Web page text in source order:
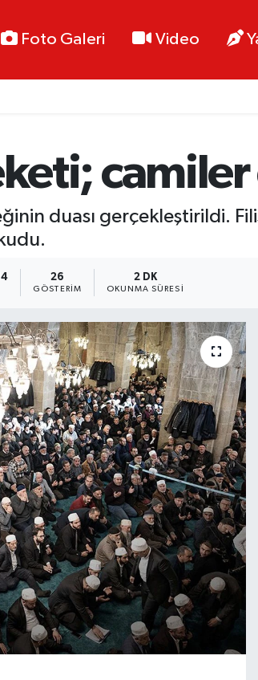
Foto Galeri Video
camiler
duası gerçekleştirildi.
26
GÖSTERIM
2 DK
OKUNMA SÜRESI